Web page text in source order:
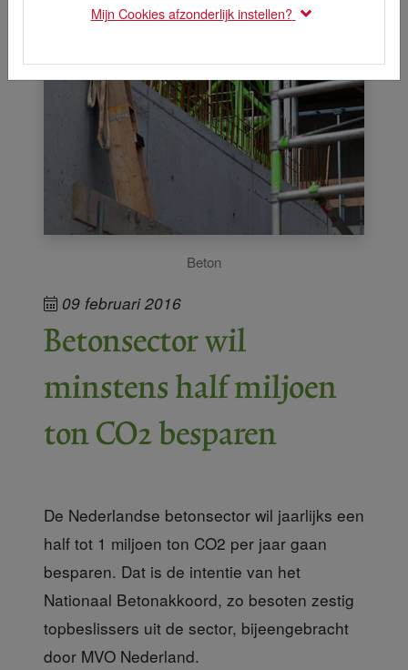
Beton
09 februari 2016
Betonsector wil
minstens half miljoen
ton CO2 besparen
De Nederlandse betonsector wil jaarlijks een
half tot 1 miljoen ton CO2 per jaar gaan
besparen. Dat is de intentie van het
Nationaal Betonakkoord, zo besoten zestig
topbeslissers uit de sector, bijeengebracht
door MVO Nederland.
Mijn Cookies afzonderlijk instellen?